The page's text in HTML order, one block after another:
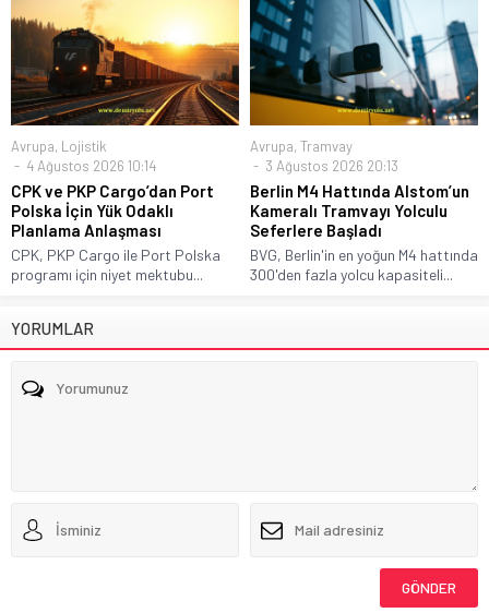
Avrupa, Lojistik
4 Ağustos 2026 10:14
CPK ve PKP Cargo’dan Port
Polska İçin Yük Odaklı
Planlama Anlaşması
CPK, PKP Cargo ile Port Polska
programı için niyet mektubu...
Avrupa, Tramvay
3 Ağustos 2026 20:13
Berlin M4 Hattında Alstom’un
Kameralı Tramvayı Yolculu
Seferlere Başladı
BVG, Berlin'in en yoğun M4 hattında
300'den fazla yolcu kapasiteli...
YORUMLAR